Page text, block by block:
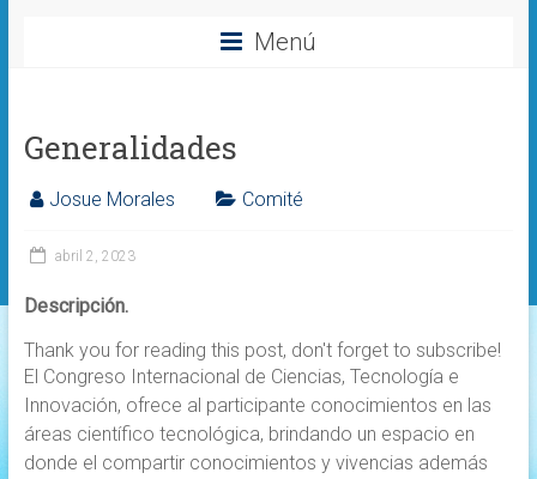
Menú
Generalidades
Josue Morales Comité
abril 2, 2023
Descripción.
Thank you for reading this post, don't forget to subscribe!
El Congreso Internacional de Ciencias, Tecnología e
Innovación, ofrece al participante conocimientos en las
áreas científico tecnológica, brindando un espacio en
donde el compartir conocimientos y vivencias además